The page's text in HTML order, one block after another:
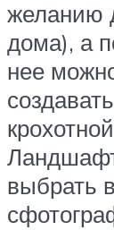
желанию
дома), а
нее
выбрать